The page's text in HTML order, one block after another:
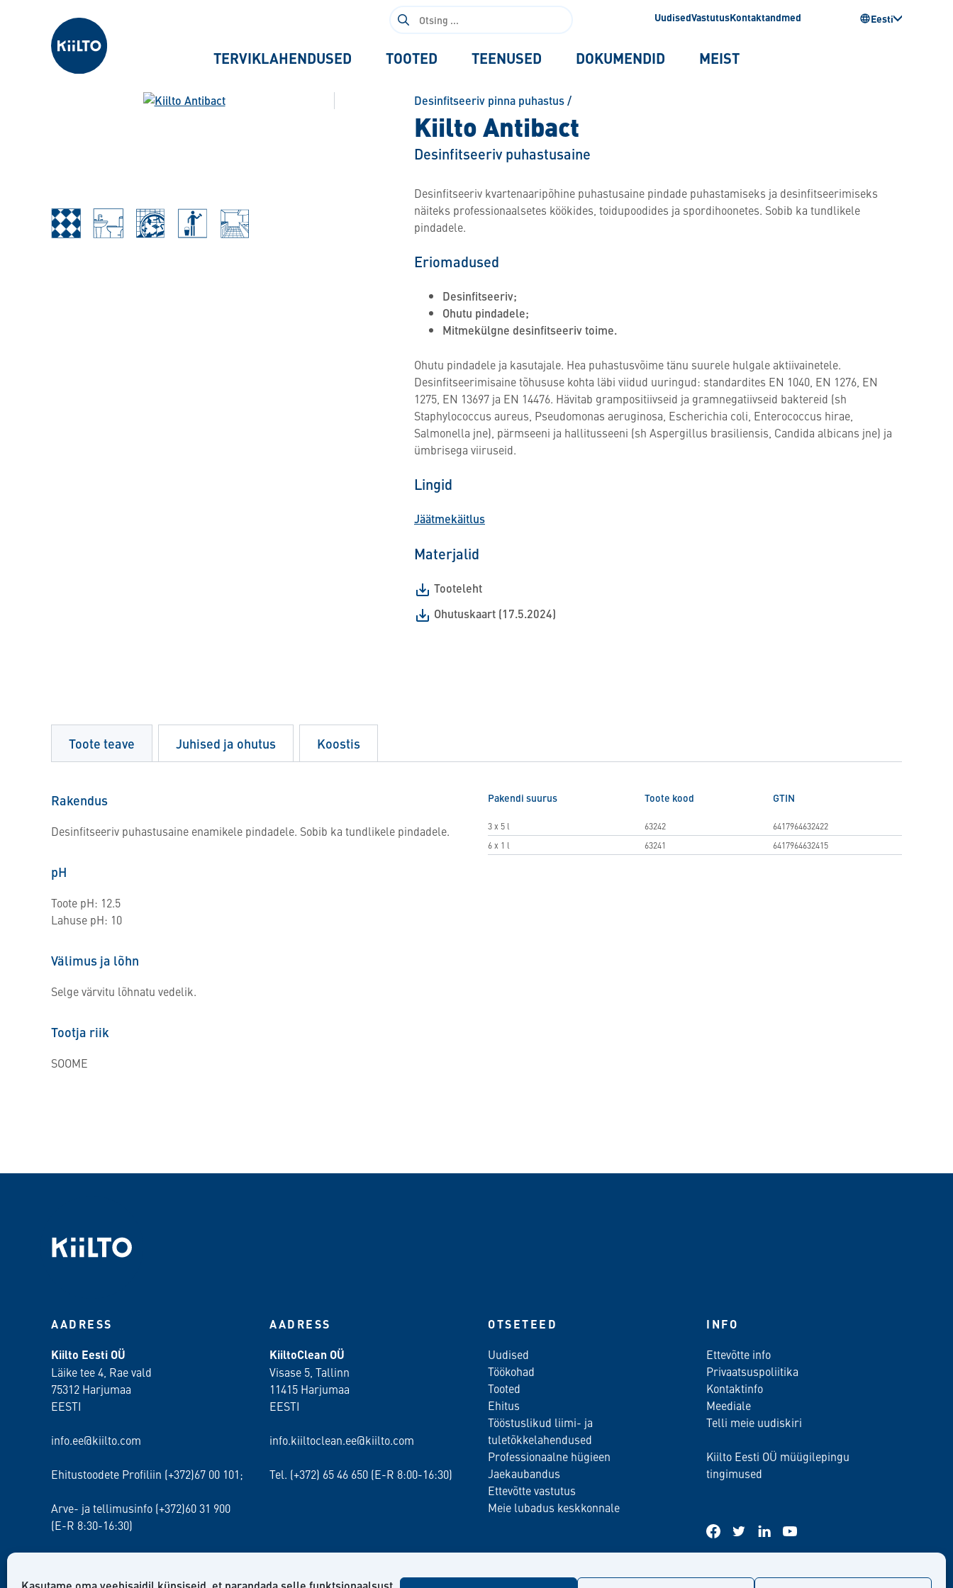
Kiilto Estonia Otsi: UudisedVastutusKontaktandmed Eesti
TERVIKLAHENDUSED TOOTED TEENUSED DOKUMENDID MEIST
Desinfitseeriv pinna puhastus/
Kiilto Antibact
Desinfitseeriv puhastusaine
Desinfitseeriv kvartenaaripõhine puhastusaine pindade puhastamiseks ja desinfitseerimiseks
näiteks professionaalsetes köökides, toidupoodides ja spordihoonetes. Sobib ka tundlikele
pindadele.
Eriomadused
Desinfitseeriv;
Ohutu pindadele;
Mitmekülgne desinfitseeriv toime.
Ohutu pindadele ja kasutajale. Hea puhastusvõime tänu suurele hulgale aktiivainetele.
Desinfitseerimisaine tõhususe kohta läbi viidud uuringud: standardites EN 1040, EN 1276, EN
1275, EN 13697 ja EN 14476. Hävitab grampositiivseid ja gramnegatiivseid baktereid (sh
Staphylococcus aureus, Pseudomonas aeruginosa, Escherichia coli, Enterococcus hirae,
Salmonella jne), pärmseeni ja hallitusseeni (sh Aspergillus brasiliensis, Candida albicans jne) ja
ümbrisega viiruseid.
Lingid
Jäätmekäitlus
Materjalid
Tooteleht
Ohutuskaart (17.5.2024)
Toote teave
Rakendus
Desinfitseeriv puhastusaine enamikele pindadele. Sobib ka tundlikele pindadele.
pH
Toote pH: 12.5
Lahuse pH: 10
Välimus ja lõhn
Selge värvitu lõhnatu vedelik.
Tootja riik
SOOME
Pakendi suurus Toote kood GTIN
3 x 5 l 63242
6417964632422
6 x 1 l
63241 6417964632415
Juhised ja ohutus Koostis
AADRESS
Kiilto Eesti OÜ
Läike tee 4, Rae vald
75312 Harjumaa
EESTI
info.ee@kiilto.com
Ehitustoodete Profiliin (+372)67 00 101;
Arve- ja tellimusinfo (+372)60 31 900
(E-R 8:30-16:30)
AADRESS
KiiltoClean OÜ
Visase 5, Tallinn
11415 Harjumaa
EESTI
info.kiiltoclean.ee@kiilto.com
Tel. (+372) 65 46 650 (E-R 8:00-16:30)
OTSETEED
Uudised
Töökohad
Tooted
Ehitus
Tööstuslikud liimi- ja
tuletõkkelahendused
Professionaalne hügieen
Jaekaubandus
Ettevõtte vastutus
Meie lubadus keskkonnale
INFO
Ettevõtte info
Privaatsuspoliitika
Kontaktinfo
Meediale
Telli meie uudiskiri
Kiilto Eesti OÜ müügilepingu
tingimused
facebook
twitter linkedinyoutube